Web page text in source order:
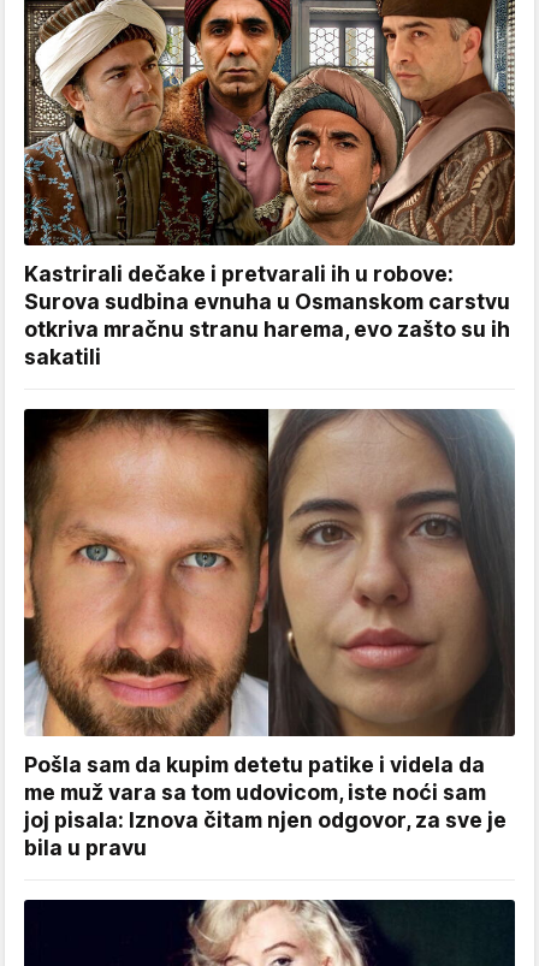
Kastrirali dečake i pretvarali ih u robove:
Surova sudbina evnuha u Osmanskom carstvu
otkriva mračnu stranu harema, evo zašto su ih
sakatili
Pošla sam da kupim detetu patike i videla da
me muž vara sa tom udovicom, iste noći sam
joj pisala: Iznova čitam njen odgovor, za sve je
bila u pravu